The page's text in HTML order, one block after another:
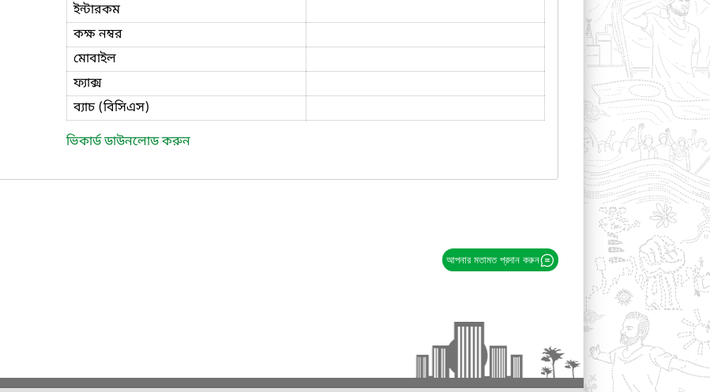
ইন্টারকম
কক্ষ নম্বর
মোবাইল
ফ্যাক্স
ব্যাচ (বিসিএস)
ভিকার্ড ডাউনলোড করুন
আপনার মতামত প্রদান করুন